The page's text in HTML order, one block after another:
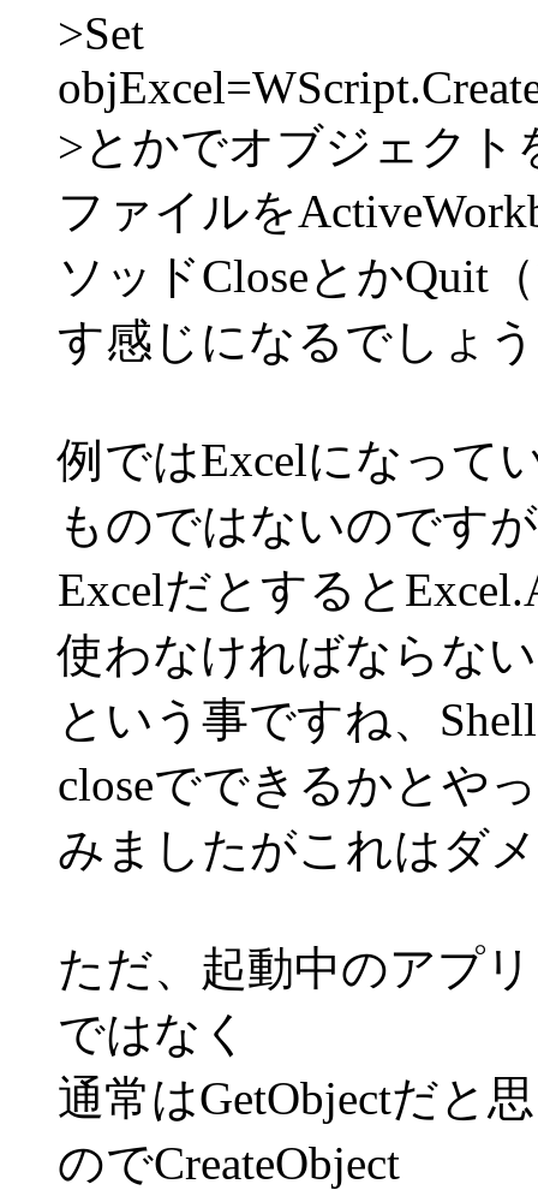
>Set
>とかでオブジェクト
ファイルを
ソッドCloseとかQuit
す感じになるでしょ
例ではExcelになって
ものではないのです
Excelだとすると
使わなければならない
という事ですね、
closeでできるかとや
みましたがこれはダ
ただ、起動中のアプ
ではなく
通常はGetObjectだと
のでCreateObject